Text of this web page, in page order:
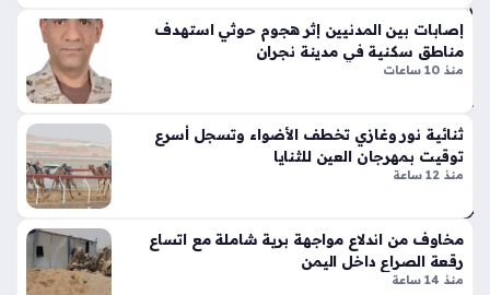
تين
نتا
ل
ي
تي
س
وبر
سب
ورت
س
تك
سا
عة
واح
دة
أبو
ظب
ي
تند
بالا
إصابات بين المدنيين إثر هجوم حوثي استهدف
مناطق سكنية في مدينة نجران
منذ 10 ساعات
ثنائية نور وغازي تخطف الأضواء وتسجل أسرع
توقيت بمهرجان العين للثنايا
منذ 12 ساعة
مخاوف من اندلاع مواجهة برية شاملة مع اتساع
رقعة الصراع داخل اليمن
منذ 14 ساعة